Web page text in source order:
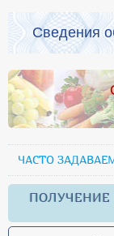
Сведения
ЧАСТО